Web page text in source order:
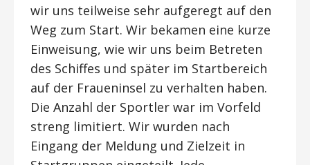
wir uns teilweise sehr aufgeregt auf den
Weg zum Start. Wir bekamen eine kurze
Einweisung, wie wir uns beim Betreten
des Schiffes und später im Startbereich
auf der Fraueninsel zu verhalten haben.
Die Anzahl der Sportler war im Vorfeld
streng limitiert. Wir wurden nach
Eingang der Meldung und Zielzeit in